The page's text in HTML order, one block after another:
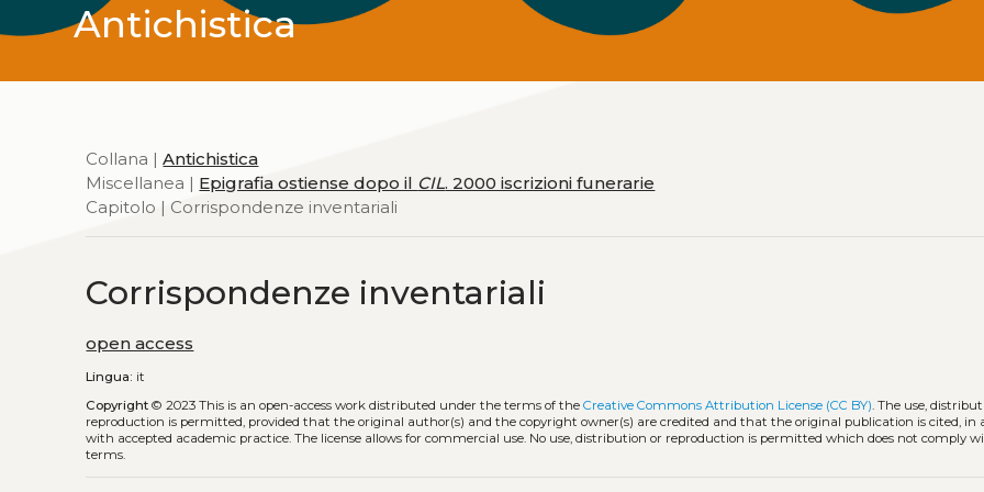
Antichistica
Collana |Antichistica
Miscellanea | Epigrafia ostiense dopo il CIL. 2000 iscrizioni funerarie
Capitolo | Corrispondenze inventariali
Corrispondenze inventariali
open access
Lingua: it
Copyright © 2023This is an open-access work distributed under the terms of theCreative Commons Attribution License (CC BY). The use,
reproduction is permitted, provided that the original author(s) and the copyright owner(s) are credited and that the original publication is cited, in
with accepted academic practice. The license allows for commercial use. No use, distribution or reproduction is permitted which does not comply
terms.